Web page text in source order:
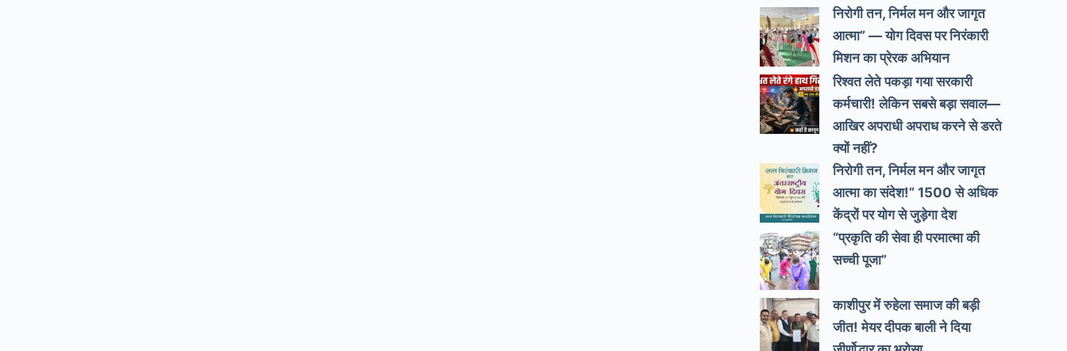
निरोगी तन, निर्मल मन और जागृत
आत्मा” — योग दिवस पर निरंकारी
मिशन का प्रेरक अभियान
रिश्वत लेते पकड़ा गया सरकारी
कर्मचारी! लेकिन सबसे बड़ा सवाल—
आखिर अपराधी अपराध करने से डरते
क्यों नहीं?
निरोगी तन, निर्मल मन और जागृत
आत्मा का संदेश!” 1500 से अधिक
केंद्रों पर योग से जुड़ेगा देश
“प्रकृति की सेवा ही परमात्मा की
सच्ची पूजा”
काशीपुर में रुहेला समाज की बड़ी
जीत! मेयर दीपक बाली ने दिया